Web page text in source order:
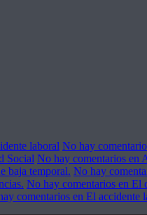
laboral No hay
Social No hay comentarios en
baja temporal. No hay
No hay comentarios en El
comentarios en El accidente